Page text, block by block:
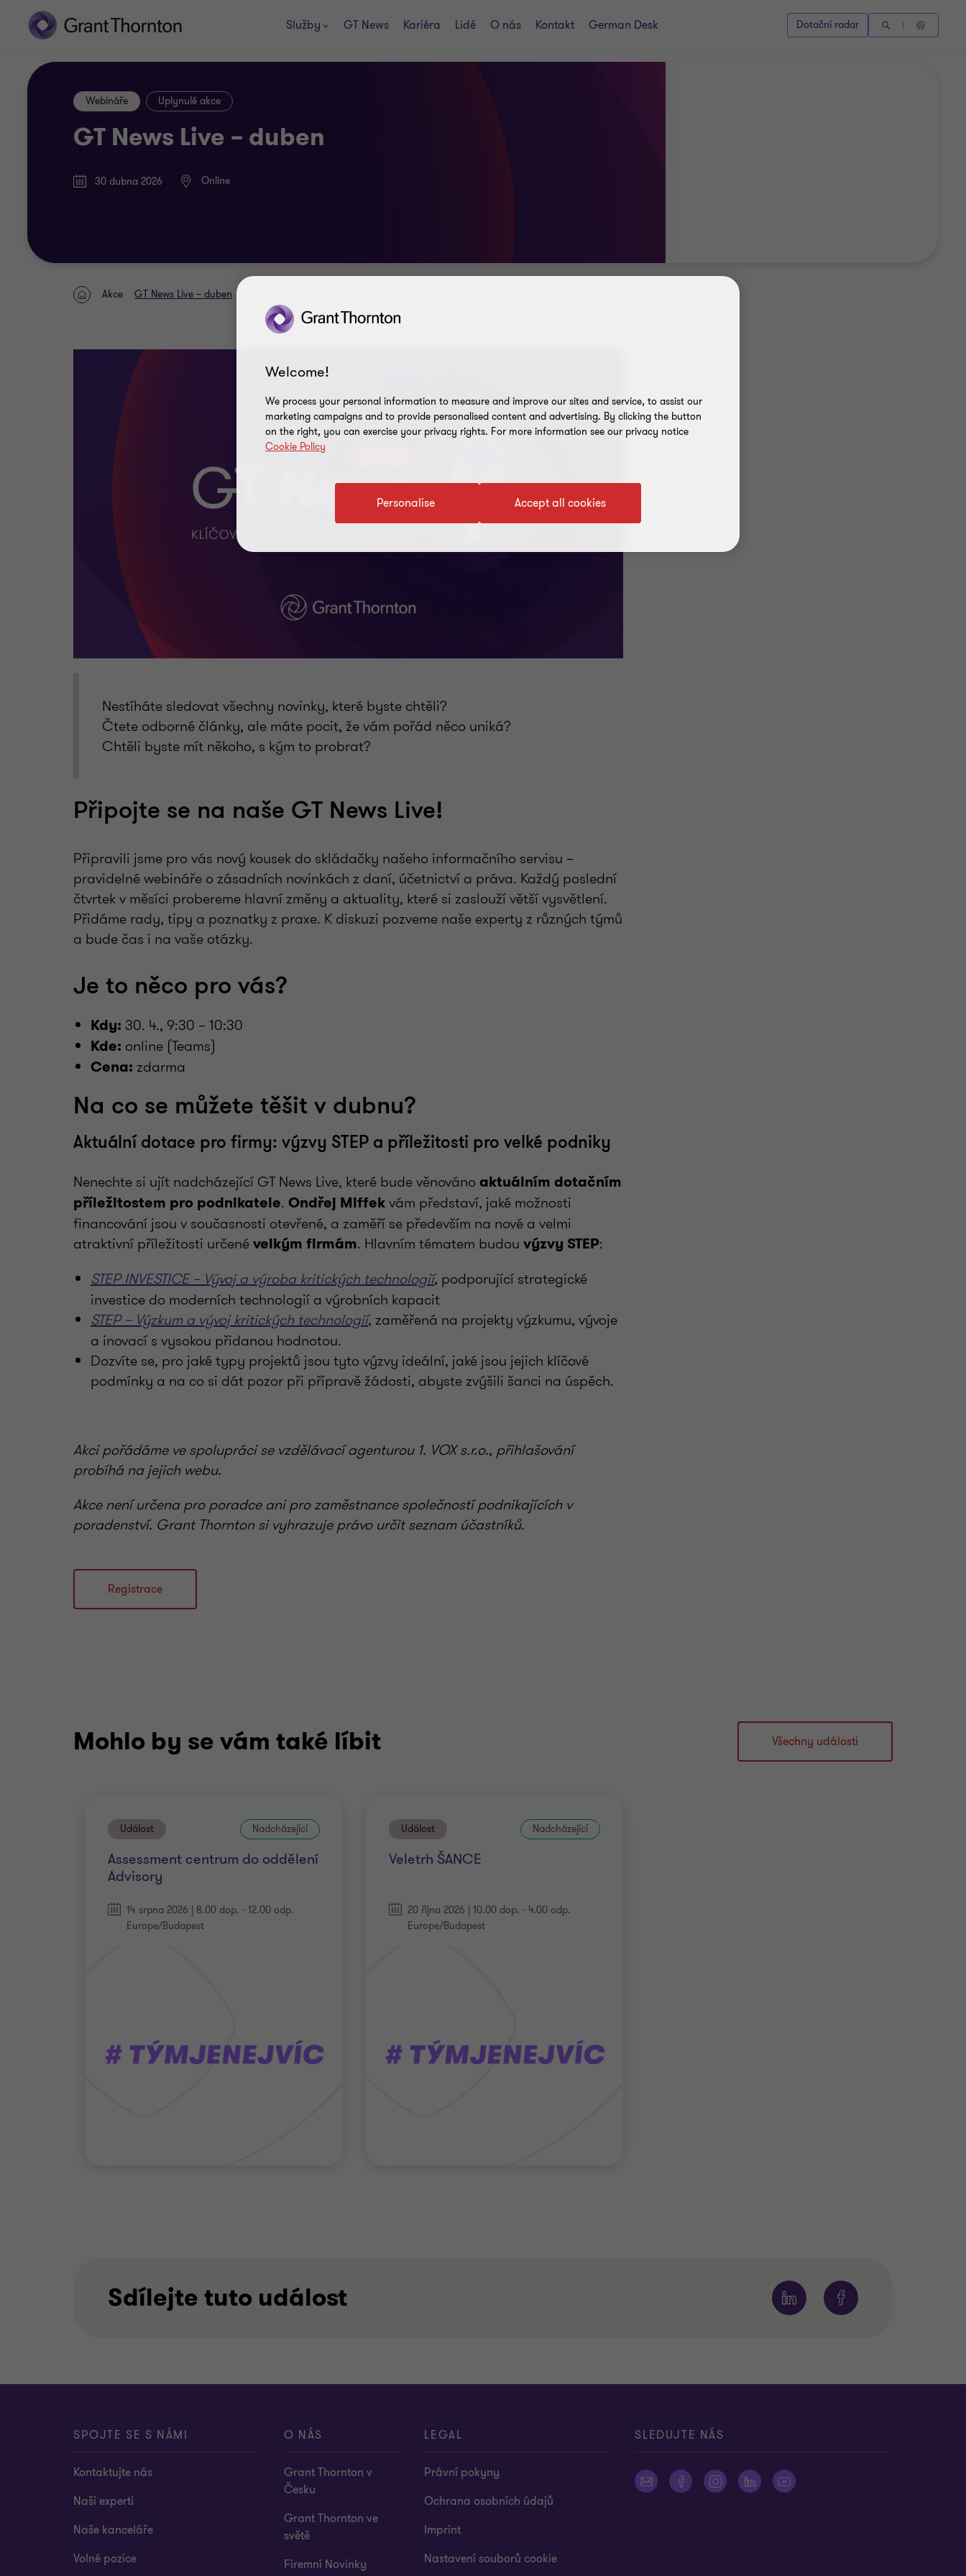
Služby GT News Kariéra Lidé O nás Kontakt German Desk Dotační radar
GT News Live – duben
Webináře Uplynulé akce
30 dubna 2026 Online
Domov
Akce GT News Live – duben
Nestíháte sledovat všechny novinky, které byste chtěli?
Čtete odborné články, ale máte pocit, že vám pořád něco uniká?
Chtěli byste mít někoho, s kým to probrat?
Připojte se na naše GT News Live!
Připravili jsme pro vás nový kousek do skládačky našeho informačního servisu –
pravidelné webináře o zásadních novinkách z daní, účetnictví a práva. Každý poslední
čtvrtek v měsíci probereme hlavní změny a aktuality, které si zaslouží větší vysvětlení.
Přidáme rady, tipy a poznatky z praxe. K diskuzi pozveme naše experty z různých týmů
a bude čas i na vaše otázky.
Je to něco pro vás?
Kdy: 30. 4., 9:30 – 10:30
Kde: online (Teams)
Cena: zdarma
Na co se můžete těšit v dubnu?
Aktuální dotace pro firmy: výzvy STEP a příležitosti pro velké podniky
Nenechte si ujít nadcházející GT News Live, které bude věnováno aktuálním dotačním
příležitostem pro podnikatele. Ondřej Miffekvám představí, jaké možnosti
financování jsou v současnosti otevřené, a zaměří se především na nové a velmi
atraktivní příležitosti určenévelkým firmám. Hlavním tématem budou výzvy STEP:
STEP INVESTICE – Vývoj a výroba kritických technologií, podporující strategické
investice do moderních technologií a výrobních kapacit
STEP – Výzkum a vývoj kritických technologií, zaměřená na projekty výzkumu, vývoje
a inovací s vysokou přidanou hodnotou.
Dozvíte se, pro jaké typy projektů jsou tyto výzvy ideální, jaké jsou jejich klíčové
podmínky a na co si dát pozor při přípravě žádosti, abyste zvýšili šanci na úspěch.
Akci pořádáme ve spolupráci se vzdělávací agenturou 1. VOX s.r.o., přihlašování
probíhá na jejich webu.
Akce není určena pro poradce ani pro zaměstnance společností podnikajících v
poradenství. Grant Thornton si vyhrazuje právo určit seznam účastníků.
Registrace
Mohlo by se vám také líbit Všechny události
Událost Nadcházející
Assessment centrum do oddělení
Advisory
14 srpna 2026 | 8.00 dop. - 12.00 odp.
Europe/Budapest
Událost Nadcházející
Veletrh ŠANCE
20 října 2026 | 10.00 dop. - 4.00 odp.
Europe/Budapest
Sdílejte tuto událost
SPOJTE SE S NÁMI
Kontaktujte nás
Naši experti
Naše kanceláře
Volné pozice
O NÁS
Grant Thornton v
Česku
Grant Thornton ve
světě
Firemní Novinky
LEGAL
Právní pokyny
Ochrana osobních údajů
Imprint
Nastavení souborů cookie
SLEDUJTE NÁS
Welcome!
We process your personal information to measure and improve our sites and service, to assist our
marketing campaigns and to provide personalised content and advertising. By clicking the button
on the right, you can exercise your privacy rights. For more information see our privacy notice
Cookie Policy
Accept all cookies
Personalise